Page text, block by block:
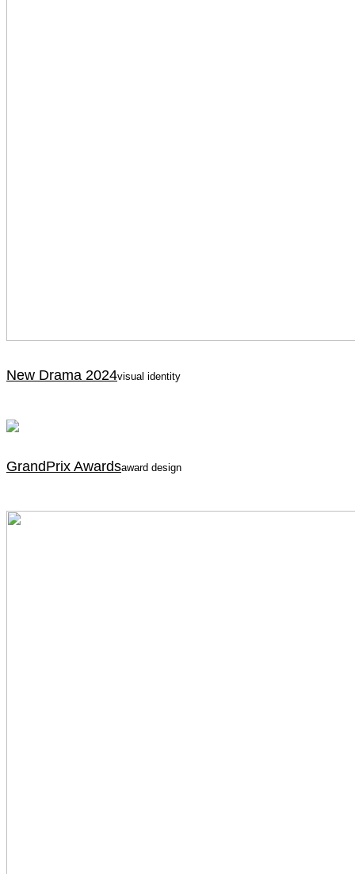
New Drama 2024visual identity
GrandPrix Awardsaward design